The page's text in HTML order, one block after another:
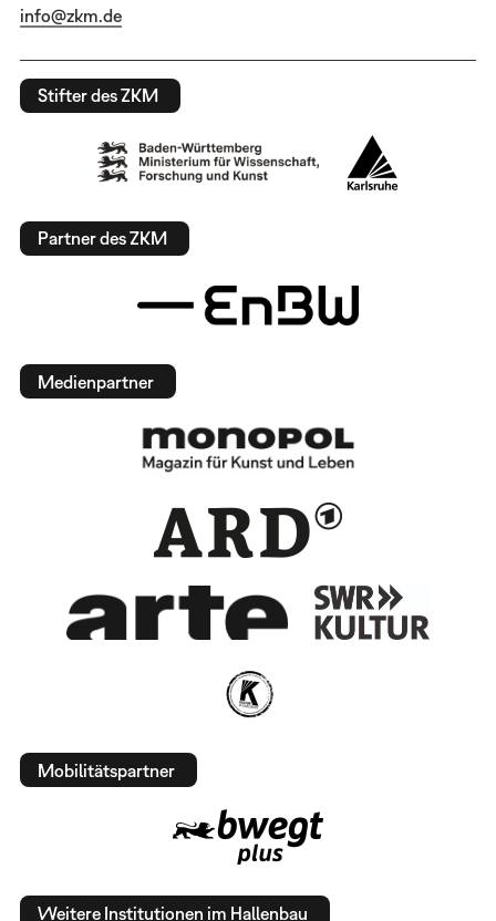
info@zkm.de
Stifter des ZKM
Partner des ZKM
Medienpartner
Mobilitätspartner
Weitere Institutionen im Hallenbau